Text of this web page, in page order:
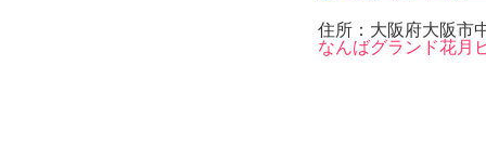
住所：大阪府大阪市
なんばグランド花